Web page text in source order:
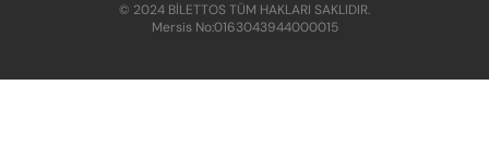
© 2024 BİLETTOS TÜM HAKLARI SAKLIDIR.
Mersis No:0163043944000015